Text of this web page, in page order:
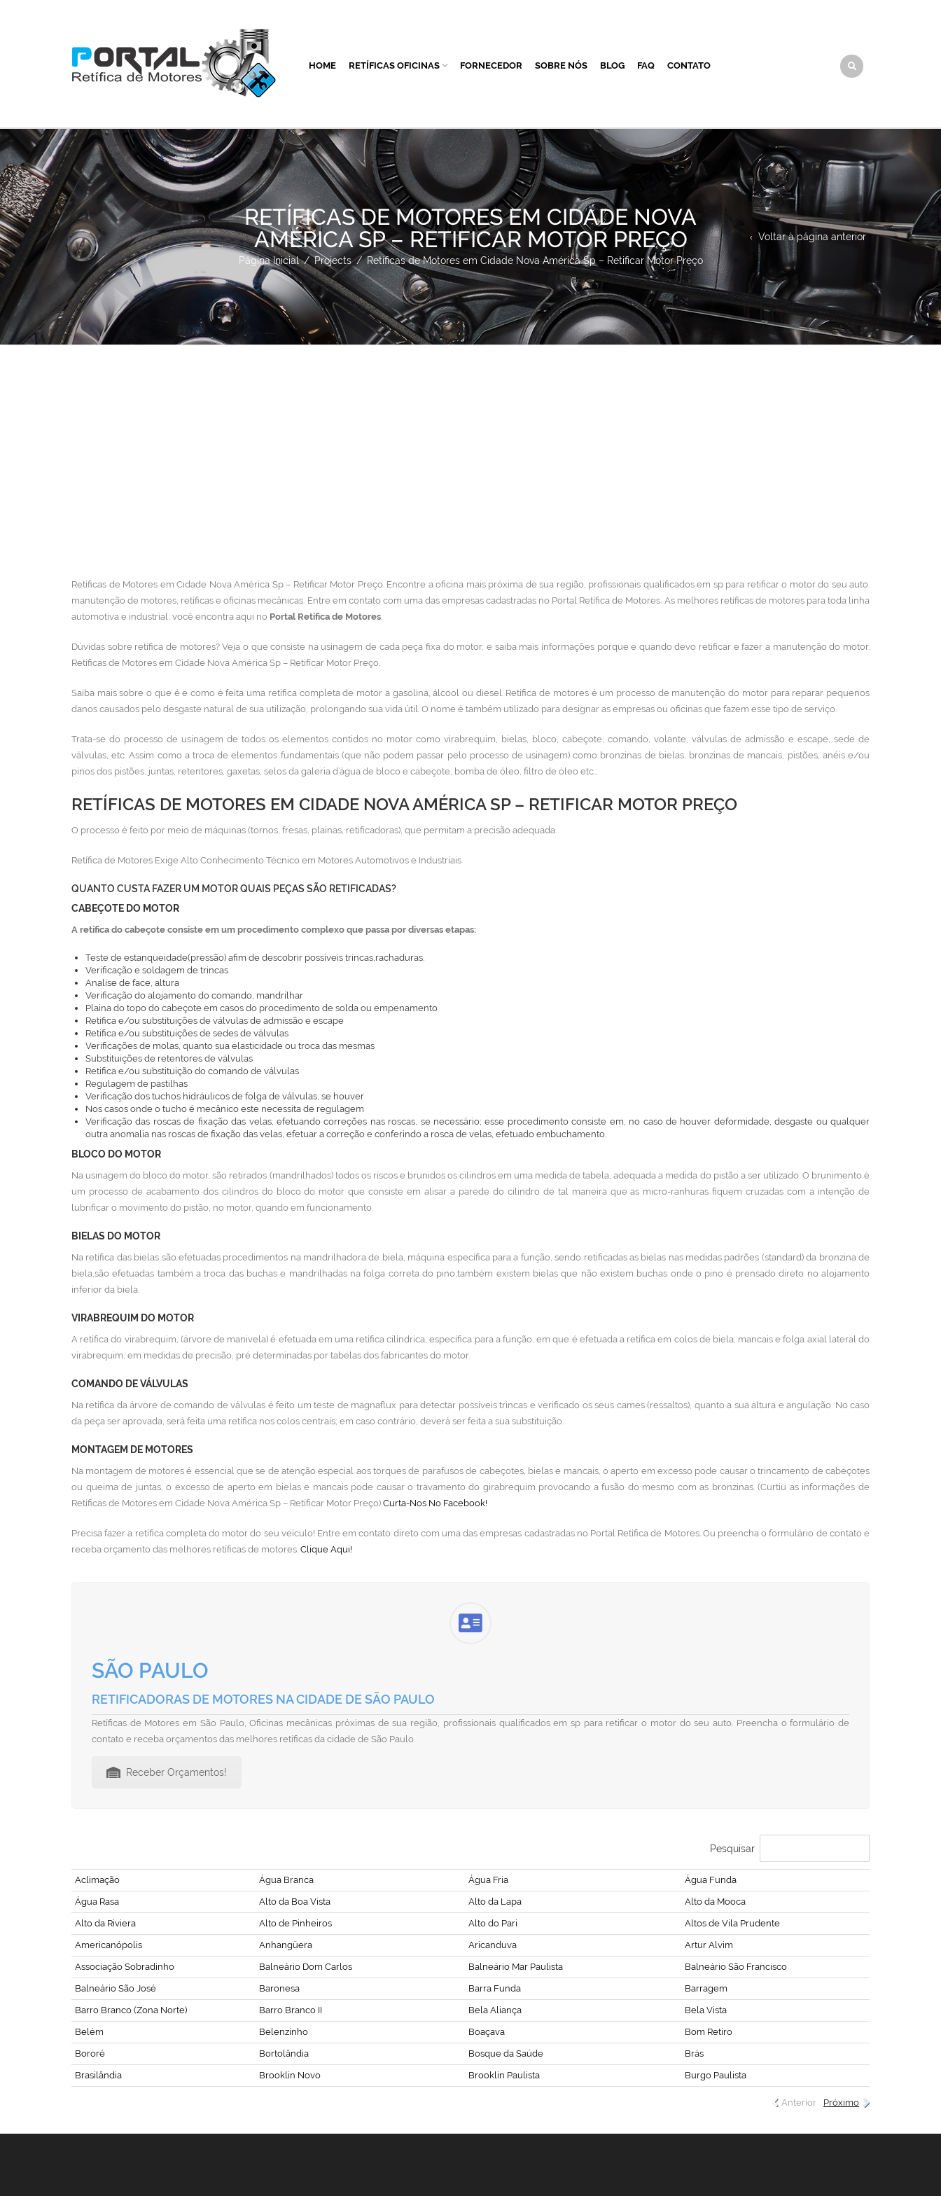
HOME RETÍFICAS OFICINAS FORNECEDOR SOBRE NÓS BLOG FAQ CONTATO
RETÍFICAS DE MOTORES EM CIDADE NOVA
AMÉRICA SP – RETIFICAR MOTOR PREÇO
Página Inicial / Projects / Retíficas de Motores em Cidade Nova América Sp – Retificar Motor Preço
Voltar à página anterior
Retíficas de Motores em Cidade Nova América Sp – Retificar Motor Preço. Encontre a oficina mais próxima de sua região, profissionais qualificados em sp para retificar o motor do seu auto.
manutenção de motores, retíficas e oficinas mecânicas. Entre em contato com uma das empresas cadastradas no Portal Retífica de Motores. As melhores retíficas de motores para toda linha
automotiva e industrial, você encontra aqui no Portal Retífica de Motores.
Dúvidas sobre retífica de motores? Veja o que consiste na usinagem de cada peça fixa do motor, e saiba mais informações porque e quando devo retificar e fazer a manutenção do motor.
Retíficas de Motores em Cidade Nova América Sp – Retificar Motor Preço.
Saiba mais sobre o que é e como é feita uma retífica completa de motor a gasolina, álcool ou diesel. Retífica de motores é um processo de manutenção do motor para reparar pequenos
danos causados pelo desgaste natural de sua utilização, prolongando sua vida útil. O nome é também utilizado para designar as empresas ou oficinas que fazem esse tipo de serviço.
Trata-se do processo de usinagem de todos os elementos contidos no motor como virabrequim, bielas, bloco, cabeçote, comando, volante, válvulas de admissão e escape, sede de
válvulas, etc. Assim como a troca de elementos fundamentais (que não podem passar pelo processo de usinagem) como bronzinas de bielas, bronzinas de mancais, pistões, anéis e/ou
pinos dos pistões, juntas, retentores, gaxetas, selos da galeria d’água de bloco e cabeçote, bomba de óleo, filtro de óleo etc…
RETÍFICAS DE MOTORES EM CIDADE NOVA AMÉRICA SP – RETIFICAR MOTOR PREÇO
O processo é feito por meio de máquinas (tornos, fresas, plainas, retificadoras), que permitam a precisão adequada.
Retífica de Motores Exige Alto Conhecimento Técnico em Motores Automotivos e Industriais
QUANTO CUSTA FAZER UM MOTOR QUAIS PEÇAS SÃO RETIFICADAS?
CABEÇOTE DO MOTOR
A retífica do cabeçote consiste em um procedimento complexo que passa por diversas etapas:
Teste de estanqueidade(pressão) afim de descobrir possíveis trincas,rachaduras.
Verificação e soldagem de trincas
Analise de face, altura
Verificação do alojamento do comando, mandrilhar
Plaina do topo do cabeçote em casos do procedimento de solda ou empenamento
Retifica e/ou substituições de válvulas de admissão e escape
Retifica e/ou substituições de sedes de válvulas
Verificações de molas, quanto sua elasticidade ou troca das mesmas
Substituições de retentores de válvulas
Retifica e/ou substituição do comando de válvulas
Regulagem de pastilhas
Verificação dos tuchos hidráulicos de folga de válvulas, se houver
Nos casos onde o tucho é mecânico este necessita de regulagem
Verificação das roscas de fixação das velas, efetuando correções nas roscas, se necessário; esse procedimento consiste em, no caso de houver deformidade, desgaste ou qualquer
outra anomalia nas roscas de fixação das velas, efetuar a correção e conferindo a rosca de velas, efetuado embuchamento.
BLOCO DO MOTOR
Na usinagem do bloco do motor, são retirados (mandrilhados) todos os riscos e brunidos os cilindros em uma medida de tabela, adequada a medida do pistão a ser utilizado. O brunimento é
um processo de acabamento dos cilindros do bloco do motor que consiste em alisar a parede do cilindro de tal maneira que as micro-ranhuras fiquem cruzadas com a intenção de
lubrificar o movimento do pistão, no motor, quando em funcionamento.
BIELAS DO MOTOR
Na retífica das bielas são efetuadas procedimentos na mandrilhadora de biela, máquina específica para a função, sendo retificadas as bielas nas medidas padrões (standard) da bronzina de
biela,são efetuadas também a troca das buchas e mandrilhadas na folga correta do pino,também existem bielas que não existem buchas onde o pino é prensado direto no alojamento
inferior da biela.
VIRABREQUIM DO MOTOR
A retífica do virabrequim, (árvore de manivela) é efetuada em uma retífica cilíndrica, específica para a função, em que é efetuada a retífica em colos de biela, mancais e folga axial lateral do
virabrequim, em medidas de precisão, pré determinadas por tabelas dos fabricantes do motor.
COMANDO DE VÁLVULAS
Na retífica da árvore de comando de válvulas é feito um teste de magnaflux para detectar possíveis trincas e verificado os seus cames (ressaltos), quanto a sua altura e angulação. No caso
da peça ser aprovada, será feita uma retífica nos colos centrais; em caso contrário, deverá ser feita a sua substituição.
MONTAGEM DE MOTORES
Na montagem de motores é essencial que se de atenção especial aos torques de parafusos de cabeçotes, bielas e mancais, o aperto em excesso pode causar o trincamento de cabeçotes
ou queima de juntas, o excesso de aperto em bielas e mancais pode causar o travamento do girabrequim provocando a fusão do mesmo com as bronzinas. (Curtiu as informações de
Retíficas de Motores em Cidade Nova América Sp – Retificar Motor Preço) Curta-Nos No Facebook!
Precisa fazer a retífica completa do motor do seu veículo! Entre em contato direto com uma das empresas cadastradas no Portal Retífica de Motores. Ou preencha o formulário de contato e
receba orçamento das melhores retíficas de motores. Clique Aqui!
SÃO PAULO
RETIFICADORAS DE MOTORES NA CIDADE DE SÃO PAULO
Retíficas de Motores em São Paulo, Oficinas mecânicas próximas de sua região, profissionais qualificados em sp para retificar o motor do seu auto. Preencha o formulário de
contato e receba orçamentos das melhores retíficas da cidade de São Paulo.
Receber Orçamentos!
Pesquisar
Aclimação Água Branca Água Fria Água Funda
Água Rasa Alto da Boa Vista Alto da Lapa Alto da Mooca
Alto da Riviera Alto de Pinheiros Alto do Pari Altos de Vila Prudente
Americanópolis Anhangüera Aricanduva Artur Alvim
Associação Sobradinho Balneário Dom Carlos Balneário Mar Paulista Balneário São Francisco
Balneário São José Baronesa Barra Funda Barragem
Barro Branco (Zona Norte) Barro Branco II Bela Aliança Bela Vista
Belém Belenzinho Boaçava Bom Retiro
Bororé Bortolândia Bosque da Saúde Brás
Brasilândia Brooklin Novo Brooklin Paulista Burgo Paulista
Anterior Próximo